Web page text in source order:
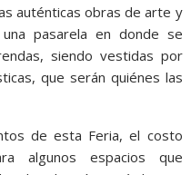
auténticas obras de arte y
pasarela en donde se
siendo vestidas por
que serán quiénes las
de esta Feria, el costo
algunos espacios que